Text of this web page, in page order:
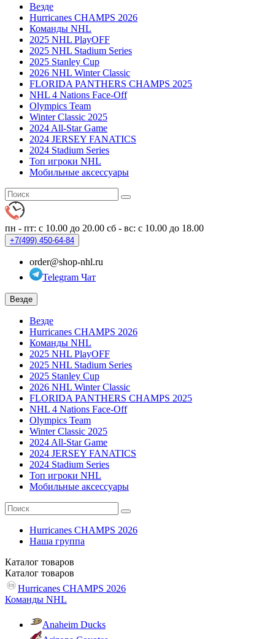
Везде
Hurricanes CHAMPS 2026
Команды NHL
2025 NHL PlayOFF
2025 NHL Stadium Series
2025 Stanley Cup
2026 NHL Winter Classic
FLORIDA PANTHERS CHAMPS 2025
NHL 4 Nations Face-Off
Olympics Team
Winter Classic 2025
2024 All-Star Game
2024 JERSEY FANATICS
2024 Stadium Series
Топ игроки NHL
Мобильные аксессуары
пн - пт: с 10.00 до 20.00 сб - вс: с 10.00 до 18.00
+7(499) 450-64-84
order@shop-nhl.ru
Telegram Чат
Везде
Везде
Hurricanes CHAMPS 2026
Команды NHL
2025 NHL PlayOFF
2025 NHL Stadium Series
2025 Stanley Cup
2026 NHL Winter Classic
FLORIDA PANTHERS CHAMPS 2025
NHL 4 Nations Face-Off
Olympics Team
Winter Classic 2025
2024 All-Star Game
2024 JERSEY FANATICS
2024 Stadium Series
Топ игроки NHL
Мобильные аксессуары
Hurricanes CHAMPS 2026
Наша группа
Каталог товаров
Каталог товаров
Hurricanes CHAMPS 2026
Команды NHL
Anaheim Ducks